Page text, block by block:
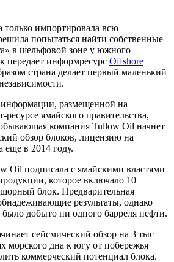
только импортировала всю
попытаться найти собственные
в шельфовой зоне у южного
передает информресурс Offshore
страна делает первый маленький
информации, размещенной на
ямайского правительства,
компания Tullow Oil начнет
обзор блоков, лицензию на
еще в 2014 году.
Oil подписала с ямайскими властями
которое включало 10
блок. Предварительная
результаты, однако
добыто ни одного барреля нефти.
сейсмический обзор на 3 тыс
морского дна к югу от побережья
коммерческий потенциал блока.